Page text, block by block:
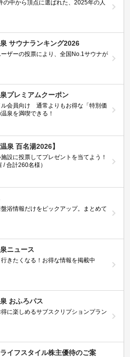
の中から頂点に選ばれた、2025年の人
サウナランキング2026
ザーの投票により、全国No.1サウナが
プレミアムクーポン
ル会員向け 通常よりもお得な「特別価
泉を満喫できる！
泉 百名湯2026】
設に投票してプレゼントを当てよう！
/ 合計260名様）
浴情報だけをピックアップ。まとめて
ニュース
きたくなる！お得な情報を掲載中
おふろパス
に楽しめるサブスクリプションプラン
ライフスタイル株主優待のご案